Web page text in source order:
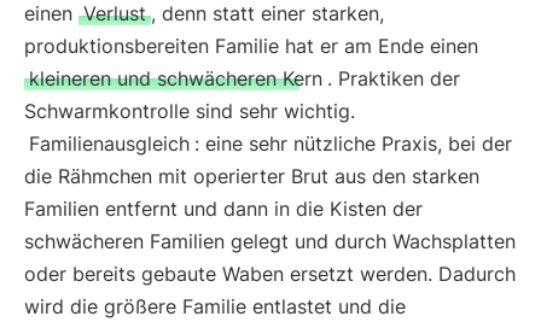
einen Verlust , denn statt einer starken,
produktionsbereiten Familie hat er am Ende einen
kleineren und schwächeren Kern . Praktiken der
Schwarmkontrolle sind sehr wichtig.
Familienausgleich : eine sehr nützliche Praxis, bei der
die Rähmchen mit operierter Brut aus den starken
Familien entfernt und dann in die Kisten der
schwächeren Familien gelegt und durch Wachsplatten
oder bereits gebaute Waben ersetzt werden. Dadurch
wird die größere Familie entlastet und die